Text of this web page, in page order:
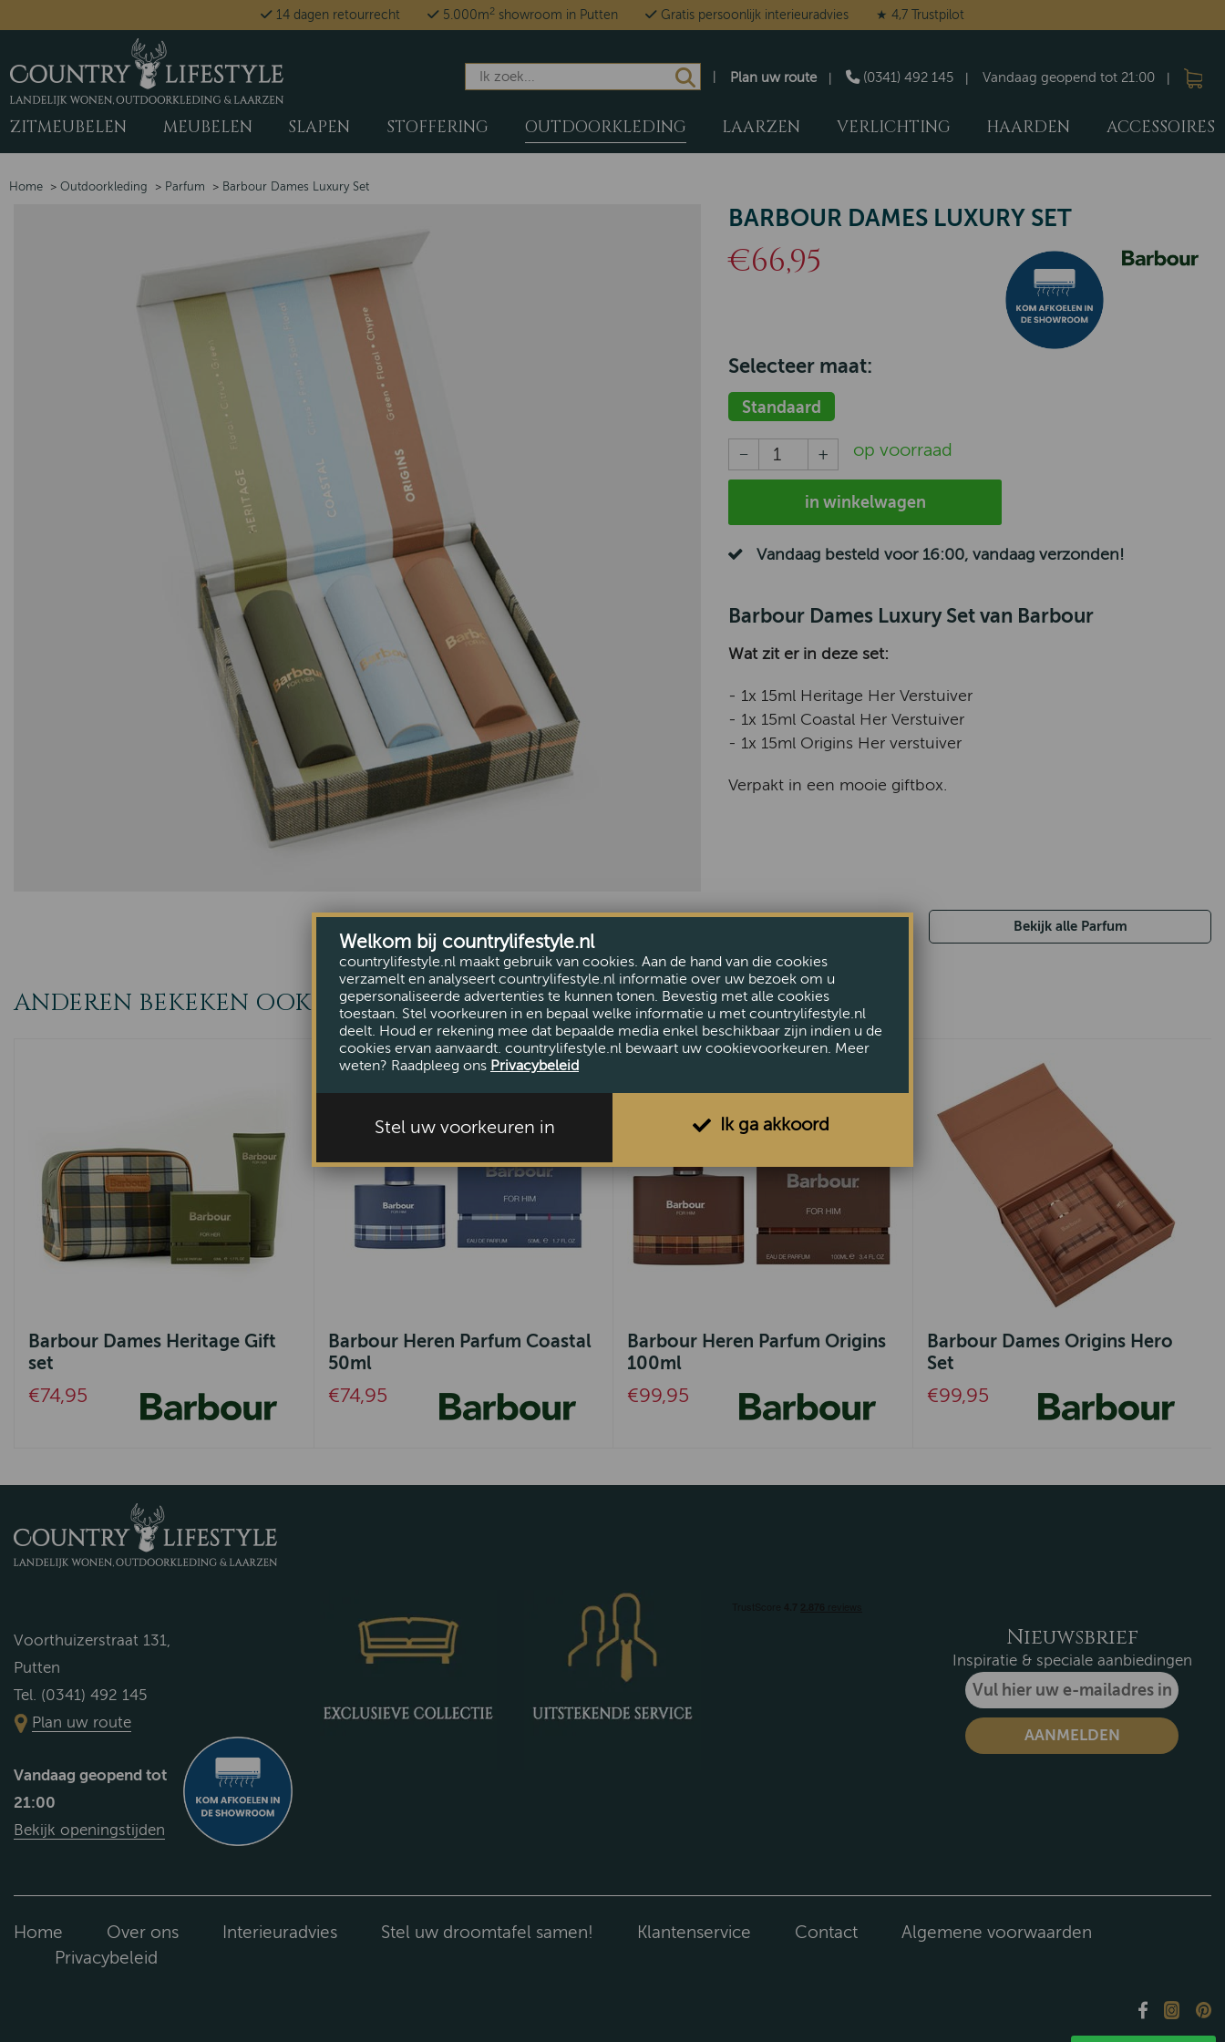
14 dagen retourrecht 5.000m2 showroom in Putten Gratis persoonlijk interieuradvies ★ 4,7 Trustpilot
Vandaag geopend tot 21:00
(0341) 492 145
Plan uw route
ZITMEUBELEN MEUBELEN SLAPEN STOFFERING OUTDOORKLEDING LAARZEN VERLICHTING HAARDEN ACCESSOIRES
Home > Outdoorkleding > Parfum > Barbour Dames Luxury Set
BARBOUR DAMES LUXURY SET
€66,95
Selecteer maat:
Standaard
op voorraad
in winkelwagen
Vandaag besteld voor 16:00, vandaag verzonden!
Barbour Dames Luxury Set van Barbour
Wat zit er in deze set:
- 1x 15ml Heritage Her Verstuiver
- 1x 15ml Coastal Her Verstuiver
- 1x 15ml Origins Her verstuiver
Verpakt in een mooie giftbox.
Bekijk alle Parfum
ANDEREN BEKEKEN OOK
Barbour Dames Heritage Gift
set
€74,95
Barbour Heren Parfum Coastal
50ml
€74,95
Barbour Heren Parfum Origins
100ml
€99,95
Barbour Dames Origins Hero
Set
€99,95
Voorthuizerstraat 131,
Putten
Tel. (0341) 492 145
Plan uw route
Vandaag geopend tot
21:00
Bekijk openingstijden
Nieuwsbrief
Inspiratie & speciale aanbiedingen
Home Over ons Interieuradvies Stel uw droomtafel samen! Klantenservice Contact
Algemene voorwaarden
Privacybeleid
Welkom bij countrylifestyle.nl
countrylifestyle.nl maakt gebruik van cookies. Aan de hand van die cookies
verzamelt en analyseert countrylifestyle.nl informatie over uw bezoek om u
gepersonaliseerde advertenties te kunnen tonen. Bevestig met alle cookies
toestaan. Stel voorkeuren in en bepaal welke informatie u met countrylifestyle.nl
deelt. Houd er rekening mee dat bepaalde media enkel beschikbaar zijn indien u de
cookies ervan aanvaardt. countrylifestyle.nl bewaart uw cookievoorkeuren. Meer
weten? Raadpleeg ons Privacybeleid
Stel uw voorkeuren in Ik ga akkoord